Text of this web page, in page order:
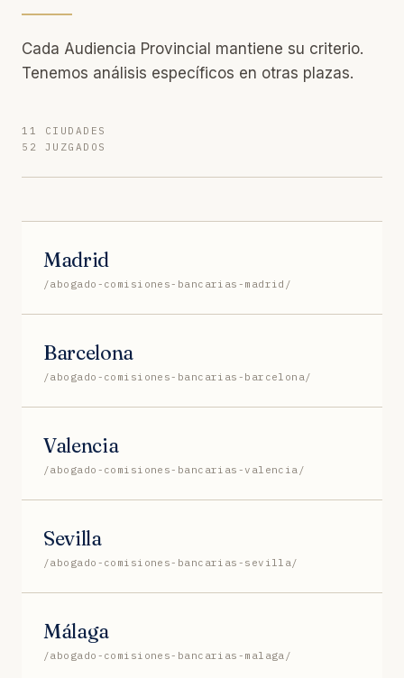
Cada Audiencia Provincial mantiene su criterio.
Tenemos análisis específicos en otras plazas.
11 CIUDADES
52 JUZGADOS
Madrid
/abogado-comisiones-bancarias-madrid/
Barcelona
/abogado-comisiones-bancarias-barcelona/
Valencia
/abogado-comisiones-bancarias-valencia/
Sevilla
/abogado-comisiones-bancarias-sevilla/
Málaga
/abogado-comisiones-bancarias-malaga/